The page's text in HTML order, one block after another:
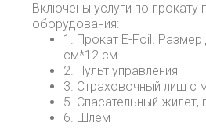
Включены услуги по прокату
оборудования:
1. Прокат E-Foil.
см*12 см
2. Пульт управления
3. Страховочный лиш с
5. Спасательный жилет,
6. Шлем